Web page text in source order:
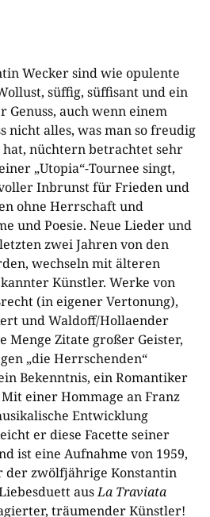
Wecker sind wie opulente
süffig, süffisant und ein
Genuss, auch wenn einem
nicht alles, was man so freudig
hat, nüchtern betrachtet sehr
„Utopia“-Tournee singt,
Inbrunst für Frieden und
ohne Herrschaft und
und Poesie. Neue Lieder und
zwei Jahren von den
wechseln mit älteren
Künstler. Werke von
(in eigener Vertonung),
und Waldoff/Hollaender
Menge Zitate großer Geister,
„die Herrschenden“
Bekenntnis, ein Romantiker
einer Hommage an Franz
Entwicklung
er diese Facette seiner
ist eine Aufnahme von 1959,
der zwölfjährige Konstantin
ausLa Traviata
träumender Künstler!